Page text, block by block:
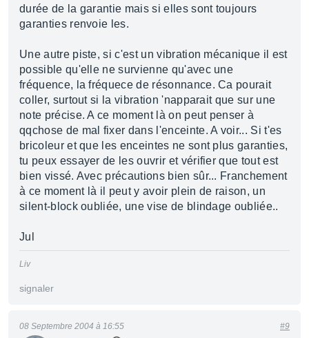
durée de la garantie mais si elles sont toujours
garanties renvoie les.
Une autre piste, si c'est un vibration mécanique il est
possible qu'elle ne survienne qu'avec une
fréquence, la fréquece de résonnance. Ca pourait
coller, surtout si la vibration 'napparait que sur une
note précise. A ce moment là on peut penser à
qqchose de mal fixer dans l'enceinte. A voir... Si t'es
bricoleur et que les enceintes ne sont plus garanties,
tu peux essayer de les ouvrir et vérifier que tout est
bien vissé. Avec précautions bien sûr... Franchement
à ce moment là il peut y avoir plein de raison, un
silent-block oubliée, une vise de blindage oubliée..
Jul
Liv
signaler
08 Septembre 2004 à 16:55 #9